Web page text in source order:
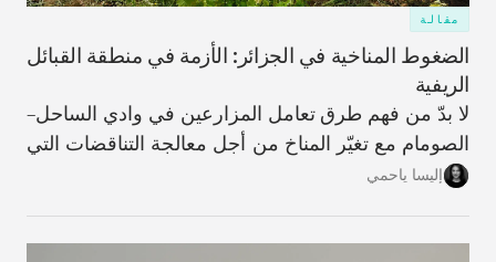
مقالة
الضغوط المناخية في الجزائر: الأزمة في منطقة القبائل
الريفية
لا بدّ من فهم طرق تعامل المزارعين في وادي الساحل–
الصومام مع تغيّر المناخ من أجل معالجة التناقضات التي
تؤدّي من خلالها عملية التكيّف، على المستويَين الفردي
إليسا ياحمي